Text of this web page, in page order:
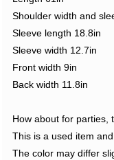
Shoulder width and
Sleeve length 18.8in
Sleeve width 12.7in
Front width 9in
Back width 11.8in
How about for parties,
This is a used item
The color may differ